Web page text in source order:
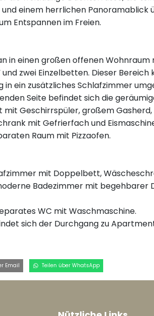
und einem herrlichen
Entspannen im Freien.
in einen großen offenen Wohnraum
zwei Einzelbetten. Dieser
in ein zusätzliches Schlafzimmer
Seite befindet sich die
Geschirrspüler, großem Gasherd,
mit Gefrierfach und
Raum mit Pizzaofen.
mit Doppelbett,
Badezimmer mit begehbarer
WC mit Waschmaschine.
sich der Durchgang zu
Email Teilen über WhatsApp